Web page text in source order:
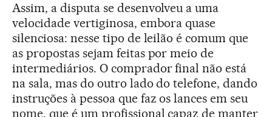
Assim, a disputa se desenvolveu a uma
velocidade vertiginosa, embora quase
silenciosa: nesse tipo de leilão é comum que
as propostas sejam feitas por meio de
intermediários. O comprador final não está
na sala, mas do outro lado do telefone, dando
instruções à pessoa que faz os lances em seu
nome, que é um profissional capaz de manter